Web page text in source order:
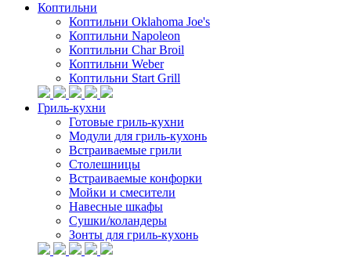
Коптильни
Коптильни Oklahoma Joe's
Коптильни Napoleon
Коптильни Char Broil
Коптильни Weber
Коптильни Start Grill
Гриль-кухни
Готовые гриль-кухни
Модули для гриль-кухонь
Встраиваемые грили
Столешницы
Встраиваемые конфорки
Мойки и смесители
Навесные шкафы
Сушки/коландеры
Зонты для гриль-кухонь